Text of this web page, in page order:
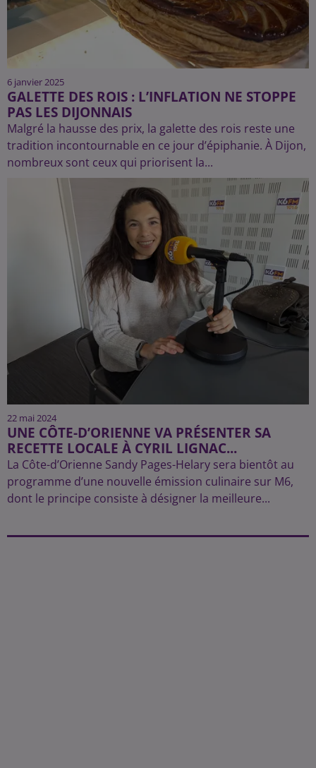
6 janvier 2025
GALETTE DES ROIS : L’INFLATION NE STOPPE
PAS LES DIJONNAIS
Malgré la hausse des prix, la galette des rois reste une
tradition incontournable en ce jour d’épiphanie. À Dijon,
nombreux sont ceux qui priorisent la...
22 mai 2024
UNE CÔTE-D’ORIENNE VA PRÉSENTER SA
RECETTE LOCALE À CYRIL LIGNAC...
La Côte-d’Orienne Sandy Pages-Helary sera bientôt au
programme d’une nouvelle émission culinaire sur M6,
dont le principe consiste à désigner la meilleure...